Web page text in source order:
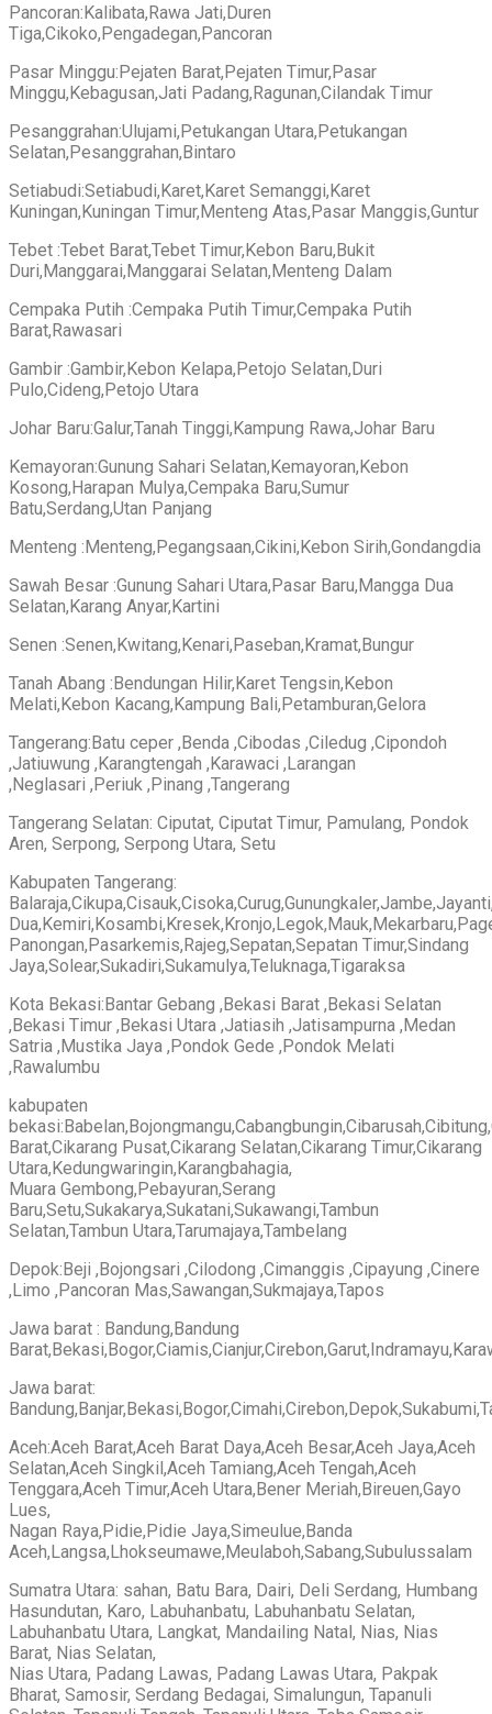
Pancoran:Kalibata,Rawa Jati,Duren
Tiga,Cikoko,Pengadegan,Pancoran
Pasar Minggu:Pejaten Barat,Pejaten Timur,Pasar
Minggu,Kebagusan,Jati Padang,Ragunan,Cilandak Timur
Pesanggrahan:Ulujami,Petukangan Utara,Petukangan
Selatan,Pesanggrahan,Bintaro
Setiabudi:Setiabudi,Karet,Karet Semanggi,Karet
Kuningan,Kuningan Timur,Menteng Atas,Pasar Manggis,Guntur
Tebet :Tebet Barat,Tebet Timur,Kebon Baru,Bukit
Duri,Manggarai,Manggarai Selatan,Menteng Dalam
Cempaka Putih :Cempaka Putih Timur,Cempaka Putih
Barat,Rawasari
Gambir :Gambir,Kebon Kelapa,Petojo Selatan,Duri
Pulo,Cideng,Petojo Utara
Johar Baru:Galur,Tanah Tinggi,Kampung Rawa,Johar Baru
Kemayoran:Gunung Sahari Selatan,Kemayoran,Kebon
Kosong,Harapan Mulya,Cempaka Baru,Sumur
Batu,Serdang,Utan Panjang
Menteng :Menteng,Pegangsaan,Cikini,Kebon Sirih,Gondangdia
Sawah Besar :Gunung Sahari Utara,Pasar Baru,Mangga Dua
Selatan,Karang Anyar,Kartini
Senen :Senen,Kwitang,Kenari,Paseban,Kramat,Bungur
Tanah Abang :Bendungan Hilir,Karet Tengsin,Kebon
Melati,Kebon Kacang,Kampung Bali,Petamburan,Gelora
Tangerang:Batu ceper ,Benda ,Cibodas ,Ciledug ,Cipondoh
,Jatiuwung ,Karangtengah ,Karawaci ,Larangan
,Neglasari ,Periuk ,Pinang ,Tangerang
Tangerang Selatan: Ciputat, Ciputat Timur, Pamulang, Pondok
Aren, Serpong, Serpong Utara, Setu
Kabupaten Tangerang:
Panongan,Pasarkemis,Rajeg,Sepatan,Sepatan Timur,Sindang
Jaya,Solear,Sukadiri,Sukamulya,Teluknaga,Tigaraksa
Kota Bekasi:Bantar Gebang ,Bekasi Barat ,Bekasi Selatan
,Bekasi Timur ,Bekasi Utara ,Jatiasih ,Jatisampurna ,Medan
Satria ,Mustika Jaya ,Pondok Gede ,Pondok Melati
,Rawalumbu
kabupaten
Barat,Cikarang Pusat,Cikarang Selatan,Cikarang Timur,Cikarang
Utara,Kedungwaringin,Karangbahagia,
Muara Gembong,Pebayuran,Serang
Baru,Setu,Sukakarya,Sukatani,Sukawangi,Tambun
Selatan,Tambun Utara,Tarumajaya,Tambelang
Depok:Beji ,Bojongsari ,Cilodong ,Cimanggis ,Cipayung ,Cinere
,Limo ,Pancoran Mas,Sawangan,Sukmajaya,Tapos
Jawa barat : Bandung,Bandung
Jawa barat:
Aceh:Aceh Barat,Aceh Barat Daya,Aceh Besar,Aceh Jaya,Aceh
Selatan,Aceh Singkil,Aceh Tamiang,Aceh Tengah,Aceh
Tenggara,Aceh Timur,Aceh Utara,Bener Meriah,Bireuen,Gayo
Lues,
Nagan Raya,Pidie,Pidie Jaya,Simeulue,Banda
Aceh,Langsa,Lhokseumawe,Meulaboh,Sabang,Subulussalam
Sumatra Utara: sahan, Batu Bara, Dairi, Deli Serdang, Humbang
Hasundutan, Karo, Labuhanbatu, Labuhanbatu Selatan,
Labuhanbatu Utara, Langkat, Mandailing Natal, Nias, Nias
Barat, Nias Selatan,
Nias Utara, Padang Lawas, Padang Lawas Utara, Pakpak
Bharat, Samosir, Serdang Bedagai, Simalungun, Tapanuli